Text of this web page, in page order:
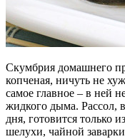
Скумбрия домашнего
копченая, ничуть не
самое главное – в ней
жидкого дыма. Рассол,
дня, готовится только
шелухи, чайной